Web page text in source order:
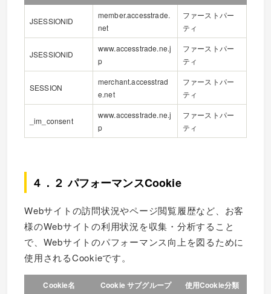
JSESSIONID
member.accesstrade.
net
ファーストパー
ティ
JSESSIONID
www.accesstrade.ne.j
p
ファーストパー
ティ
SESSION
merchant.accesstrad
e.net
ファーストパー
ティ
_im_consent
www.accesstrade.ne.j
p
ファーストパー
ティ
４．２ パフォーマンスCookie
Webサイトの訪問状況やページ閲覧履歴など、お客
様のWebサイトの利用状況を収集・分析すること
で、Webサイトのパフォーマンス向上を図るために
使用されるCookieです。
Cookie名 Cookie サブグループ 使用Cookie分類